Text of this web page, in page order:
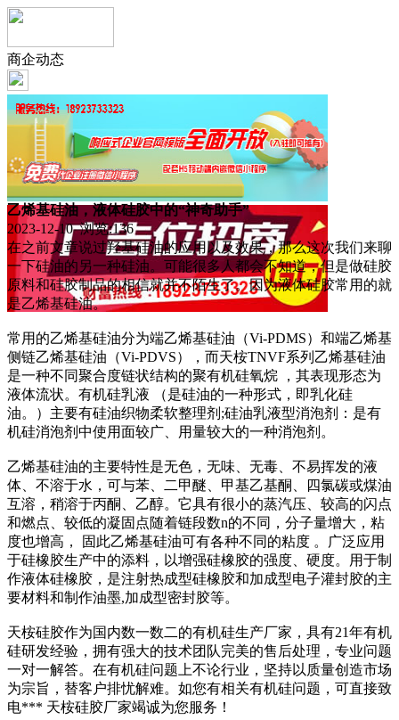
商企动态
乙烯基硅油，液体硅胶中的“神奇助手”
2023-12-10 浏览:136
在之前文章说过羟基硅油的应用以及效果，那么这次我们来聊
一下硅油的另一种硅油。可能很多人都会不知道，但是做硅胶
原料和硅胶制品的相信就并不陌生了。因为液体硅胶常用的就
是乙烯基硅油。
常用的乙烯基硅油分为端乙烯基硅油（Vi-PDMS）和端乙烯基
侧链乙烯基硅油（Vi-PDVS），而天桉TNVF系列乙烯基硅油
是一种不同聚合度链状结构的聚有机硅氧烷 ，其表现形态为
液体流状。有机硅乳液 （是硅油的一种形式，即乳化硅
油。）主要有硅油织物柔软整理剂;硅油乳液型消泡剂：是有
机硅消泡剂中使用面较广、用量较大的一种消泡剂。
乙烯基硅油的主要特性是无色，无味、无毒、不易挥发的液
体、不溶于水，可与苯、二甲醚、甲基乙基酮、四氯碳或煤油
互溶，稍溶于丙酮、乙醇。它具有很小的蒸汽压、较高的闪点
和燃点、较低的凝固点随着链段数n的不同，分子量增大，粘
度也增高， 固此乙烯基硅油可有各种不同的粘度 。广泛应用
于硅橡胶生产中的添料，以增强硅橡胶的强度、硬度。用于制
作液体硅橡胶，是注射热成型硅橡胶和加成型电子灌封胶的主
要材料和制作油墨,加成型密封胶等。
天桉硅胶作为国内数一数二的有机硅生产厂家，具有21年有机
硅研发经验，拥有强大的技术团队完美的售后处理，专业问题
一对一解答。在有机硅问题上不论行业，坚持以质量创造市场
为宗旨，替客户排忧解难。如您有相关有机硅问题，可直接致
电*** 天桉硅胶厂家竭诚为您服务！